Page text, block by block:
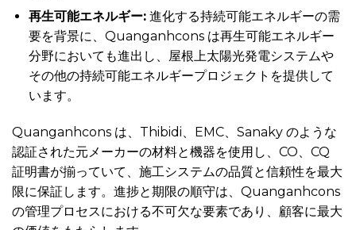
再生可能エネルギー:進化する持続可能エネルギーの需
要を背景に、Quanganhcons は再生可能エネルギー
分野においても進出し、屋根上太陽光発電システムや
その他の持続可能エネルギープロジェクトを提供して
います。
Quanganhcons は、Thibidi、EMC、Sanaky のような
認証された元メーカーの材料と機器を使用し、CO、CQ
証明書が揃っていて、施工システムの品質と信頼性を最大
限に保証します。進捗と期限の順守は、Quanganhcons
の管理プロセスにおける不可欠な要素であり、顧客に最大